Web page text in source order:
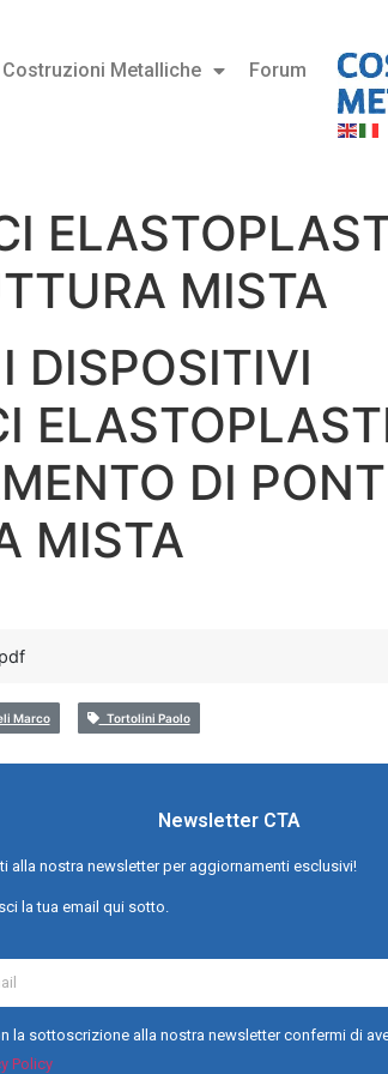
Costruzioni Metalliche Forum
MISTA
DISPOSITIVI
DI
MISTA
Marco Tortolini Paolo
Newsletter CTA
alla nostra newsletter per aggiornamenti esclusivi!
la tua email qui sotto.
la sottoscrizione alla nostra newsletter confermi di
Policy